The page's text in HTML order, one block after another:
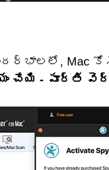
Mac
చేయి - పూర్తి